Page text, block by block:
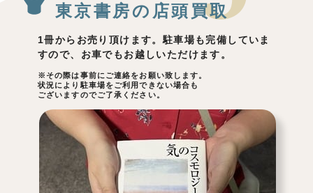
東京書房の店頭買取
1冊からお売り頂けます。駐車場も完備していま
すので、お車でもお越しいただけます。
※その際は事前にご連絡をお願い致します。
状況により駐車場をご利用できない場合も
ございますのでご了承ください。